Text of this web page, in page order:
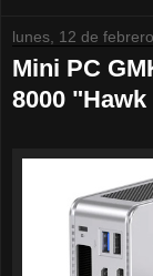
lunes, 12 de
Mini PC
8000